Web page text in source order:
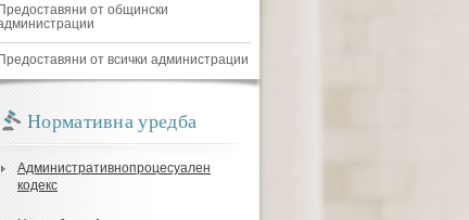
Предоставяни от общински
Предоставяни от всички администрации
Нормативна уредба
Административнопроцесуален
кодекс